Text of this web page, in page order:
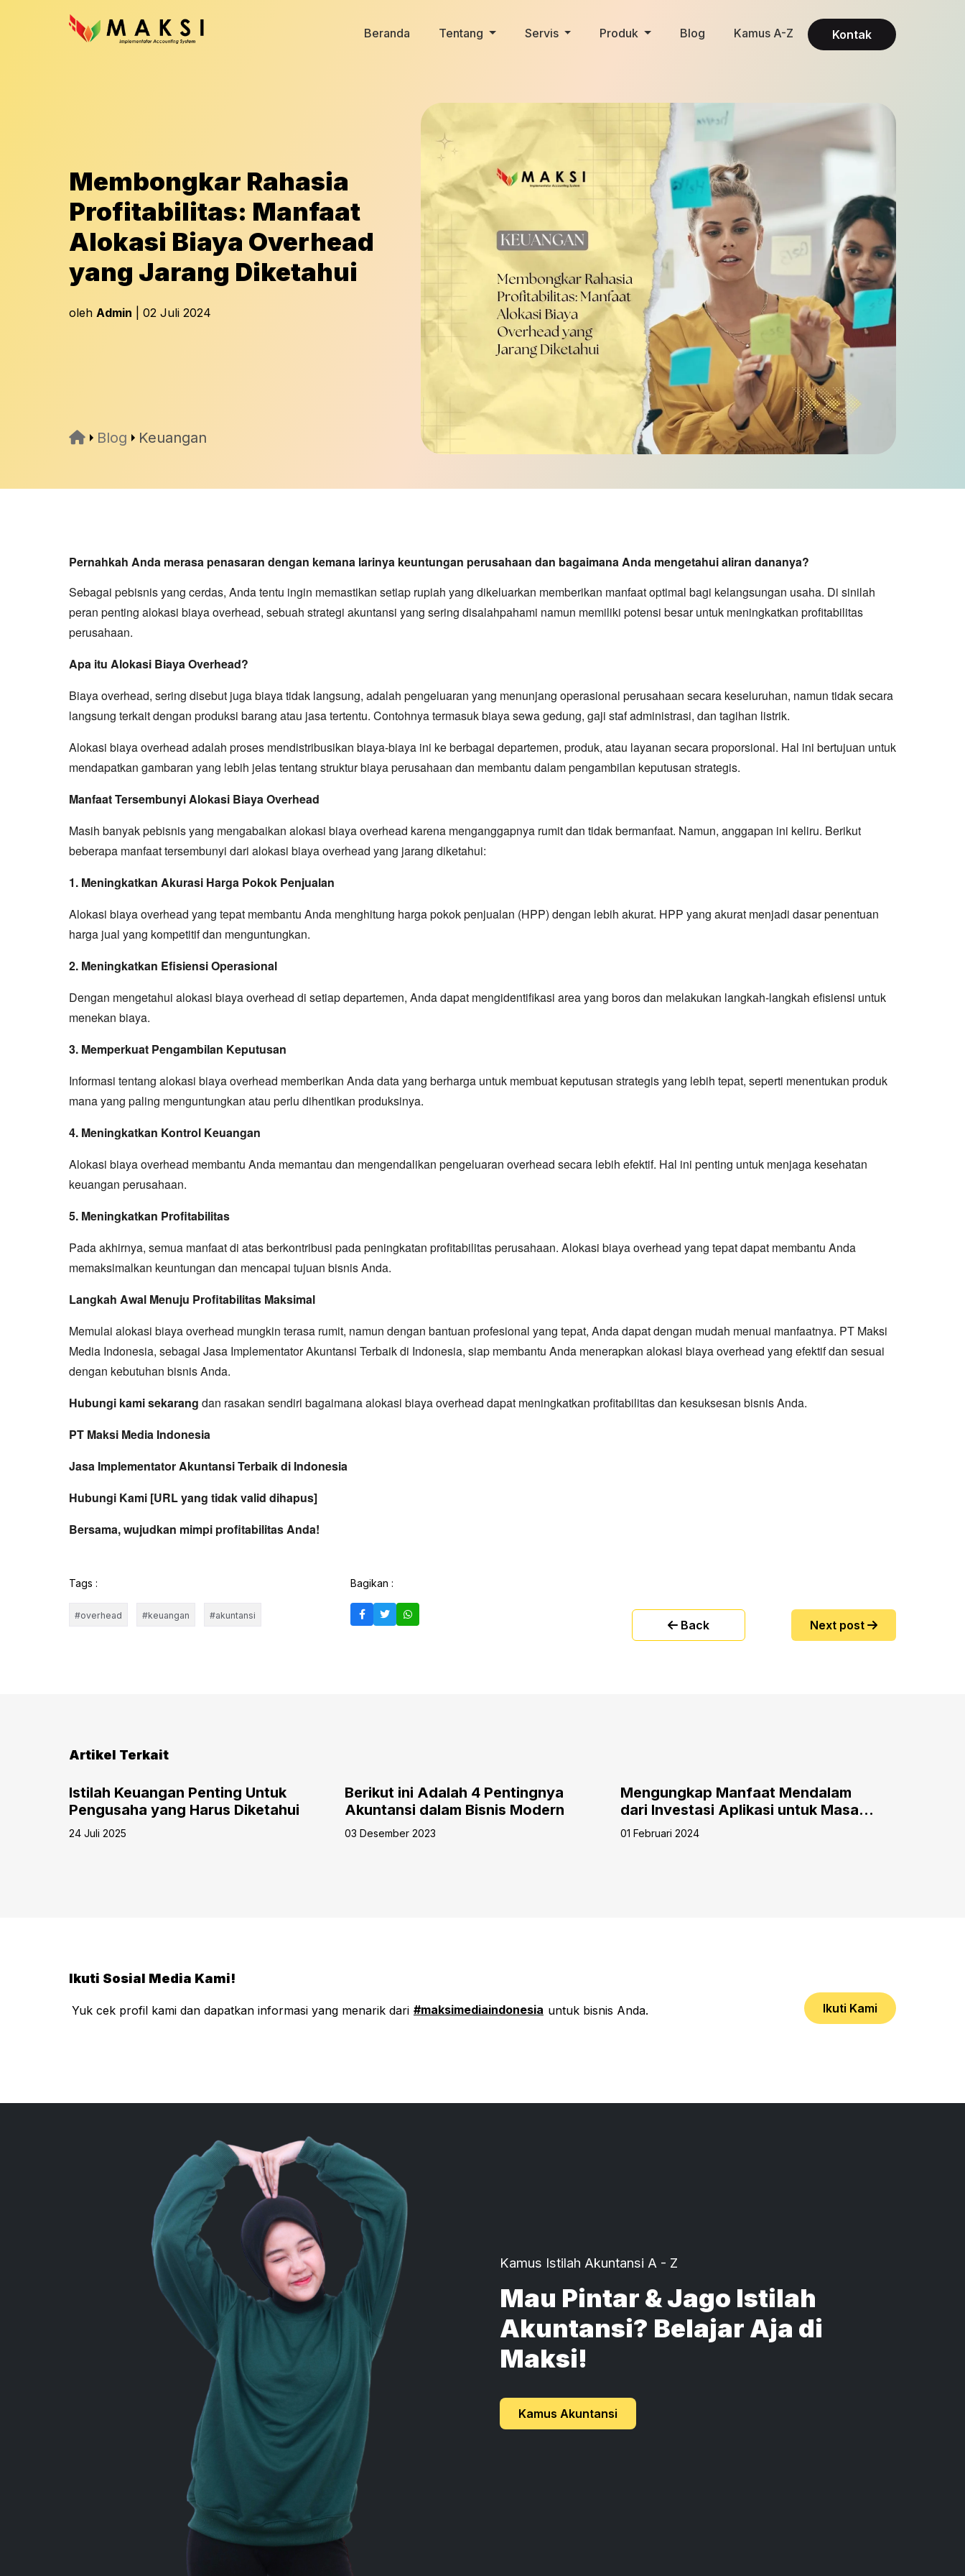
Beranda Tentang Servis Produk Blog Kamus A-Z Kontak
Membongkar Rahasia
Profitabilitas: Manfaat
Alokasi Biaya Overhead
yang Jarang Diketahui
oleh Admin | 02 Juli 2024
Blog Keuangan
Pernahkah Anda merasa penasaran dengan kemana larinya keuntungan perusahaan dan bagaimana Anda mengetahui aliran dananya?
Sebagai pebisnis yang cerdas, Anda tentu ingin memastikan setiap rupiah yang dikeluarkan memberikan manfaat optimal bagi kelangsungan usaha. Di sinilah
peran penting alokasi biaya overhead, sebuah strategi akuntansi yang sering disalahpahami namun memiliki potensi besar untuk meningkatkan profitabilitas
perusahaan.
Apa itu Alokasi Biaya Overhead?
Biaya overhead, sering disebut juga biaya tidak langsung, adalah pengeluaran yang menunjang operasional perusahaan secara keseluruhan, namun tidak secara
langsung terkait dengan produksi barang atau jasa tertentu. Contohnya termasuk biaya sewa gedung, gaji staf administrasi, dan tagihan listrik.
Alokasi biaya overhead adalah proses mendistribusikan biaya-biaya ini ke berbagai departemen, produk, atau layanan secara proporsional. Hal ini bertujuan untuk
mendapatkan gambaran yang lebih jelas tentang struktur biaya perusahaan dan membantu dalam pengambilan keputusan strategis.
Manfaat Tersembunyi Alokasi Biaya Overhead
Masih banyak pebisnis yang mengabaikan alokasi biaya overhead karena menganggapnya rumit dan tidak bermanfaat. Namun, anggapan ini keliru. Berikut
beberapa manfaat tersembunyi dari alokasi biaya overhead yang jarang diketahui:
1. Meningkatkan Akurasi Harga Pokok Penjualan
Alokasi biaya overhead yang tepat membantu Anda menghitung harga pokok penjualan (HPP) dengan lebih akurat. HPP yang akurat menjadi dasar penentuan
harga jual yang kompetitif dan menguntungkan.
2. Meningkatkan Efisiensi Operasional
Dengan mengetahui alokasi biaya overhead di setiap departemen, Anda dapat mengidentifikasi area yang boros dan melakukan langkah-langkah efisiensi untuk
menekan biaya.
3. Memperkuat Pengambilan Keputusan
Informasi tentang alokasi biaya overhead memberikan Anda data yang berharga untuk membuat keputusan strategis yang lebih tepat, seperti menentukan produk
mana yang paling menguntungkan atau perlu dihentikan produksinya.
4. Meningkatkan Kontrol Keuangan
Alokasi biaya overhead membantu Anda memantau dan mengendalikan pengeluaran overhead secara lebih efektif. Hal ini penting untuk menjaga kesehatan
keuangan perusahaan.
5. Meningkatkan Profitabilitas
Pada akhirnya, semua manfaat di atas berkontribusi pada peningkatan profitabilitas perusahaan. Alokasi biaya overhead yang tepat dapat membantu Anda
memaksimalkan keuntungan dan mencapai tujuan bisnis Anda.
Langkah Awal Menuju Profitabilitas Maksimal
Memulai alokasi biaya overhead mungkin terasa rumit, namun dengan bantuan profesional yang tepat, Anda dapat dengan mudah menuai manfaatnya. PT Maksi
Media Indonesia, sebagai Jasa Implementator Akuntansi Terbaik di Indonesia, siap membantu Anda menerapkan alokasi biaya overhead yang efektif dan sesuai
dengan kebutuhan bisnis Anda.
Hubungi kami sekarang dan rasakan sendiri bagaimana alokasi biaya overhead dapat meningkatkan profitabilitas dan kesuksesan bisnis Anda.
PT Maksi Media Indonesia
Jasa Implementator Akuntansi Terbaik di Indonesia
Hubungi Kami [URL yang tidak valid dihapus]
Bersama, wujudkan mimpi profitabilitas Anda!
Tags :
#overhead #keuangan #akuntansi
Bagikan :
Back Next post
Artikel Terkait
Istilah Keuangan Penting Untuk
Pengusaha yang Harus Diketahui
24 Juli 2025
Berikut ini Adalah 4 Pentingnya
Akuntansi dalam Bisnis Modern
03 Desember 2023
Mengungkap Manfaat Mendalam
dari Investasi Aplikasi untuk Masa
Depan Bisnis Anda
01 Februari 2024
Ikuti Sosial Media Kami!
Yuk cek profil kami dan dapatkan informasi yang menarik dari #maksimediaindonesia untuk bisnis Anda. Ikuti Kami
Kamus Istilah Akuntansi A - Z
Mau Pintar & Jago Istilah
Akuntansi? Belajar Aja di
Maksi!
Kamus Akuntansi